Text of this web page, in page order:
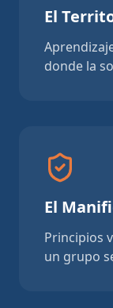
El
donde la
El
Principios
un grupo